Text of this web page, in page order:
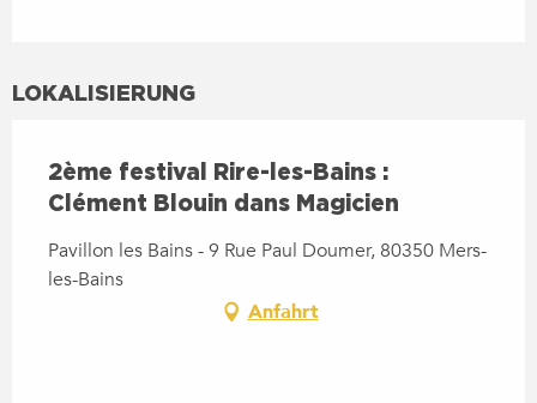
LOKALISIERUNG
2ème festival Rire-les-Bains :
Clément Blouin dans Magicien
Pavillon les Bains - 9 Rue Paul Doumer, 80350 Mers-
les-Bains
Anfahrt